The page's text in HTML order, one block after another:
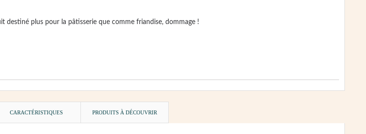
plus pour la pâtisserie que comme friandise, dommage !
CARACTÉRISTIQUES PRODUITS À DÉCOUVRIR